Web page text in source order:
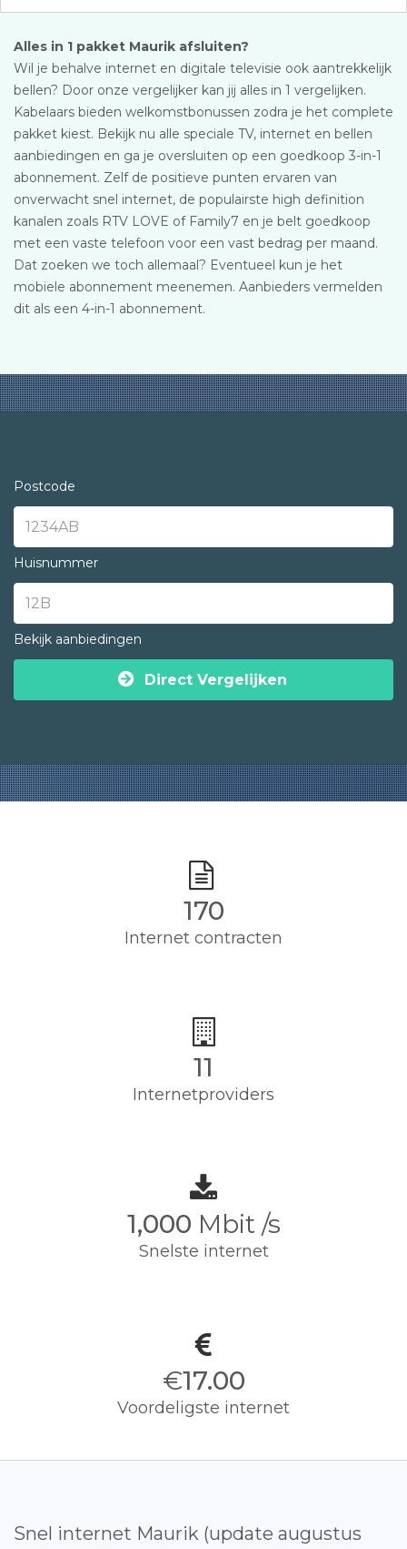
Alles in 1 pakket Maurik afsluiten?
Wil je behalve internet en digitale televisie ook aantrekkelijk
bellen? Door onze vergelijker kan jij alles in 1 vergelijken.
Kabelaars bieden welkomstbonussen zodra je het complete
pakket kiest. Bekijk nu alle speciale TV, internet en bellen
aanbiedingen en ga je oversluiten op een goedkoop 3-in-1
abonnement. Zelf de positieve punten ervaren van
onverwacht snel internet, de populairste high definition
kanalen zoals RTV LOVE of Family7 en je belt goedkoop
met een vaste telefoon voor een vast bedrag per maand.
Dat zoeken we toch allemaal? Eventueel kun je het
mobiele abonnement meenemen. Aanbieders vermelden
dit als een 4-in-1 abonnement.
Postcode
Huisnummer
Bekijk aanbiedingen
Direct Vergelijken
170
Internet contracten
11
Internetproviders
1,000 Mbit /s
Snelste internet
€17.00
Voordeligste internet
Snel internet Maurik (update augustus